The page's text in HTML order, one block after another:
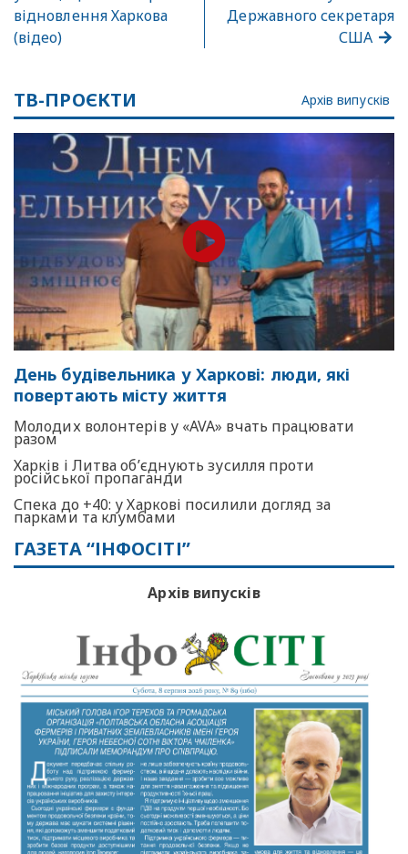
відновлення Харкова
(відео)
Державного секретаря
США
ТВ-ПРОЄКТИ Архів випусків
День будівельника у Харкові: люди, які
повертають місту життя
Молодих волонтерів у «AVA» вчать працювати
разом
Харків і Литва об’єднують зусилля проти
російської пропаганди
Спека до +40: у Харкові посилили догляд за
парками та клумбами
ГАЗЕТА “ІНФОСІТІ”
Архів випусків